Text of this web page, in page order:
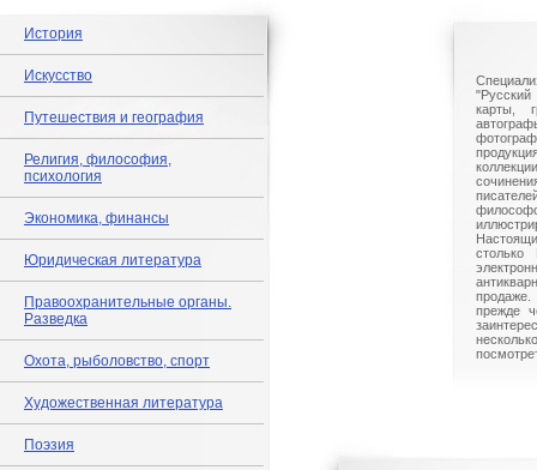
История
Искусство
Путешествия и география
Религия, философия,
психология
Экономика, финансы
Юридическая литература
Правоохранительные органы.
Разведка
Охота, рыболовство, спорт
Художественная литература
Поэзия
"Русский
карты,
столько
прежде